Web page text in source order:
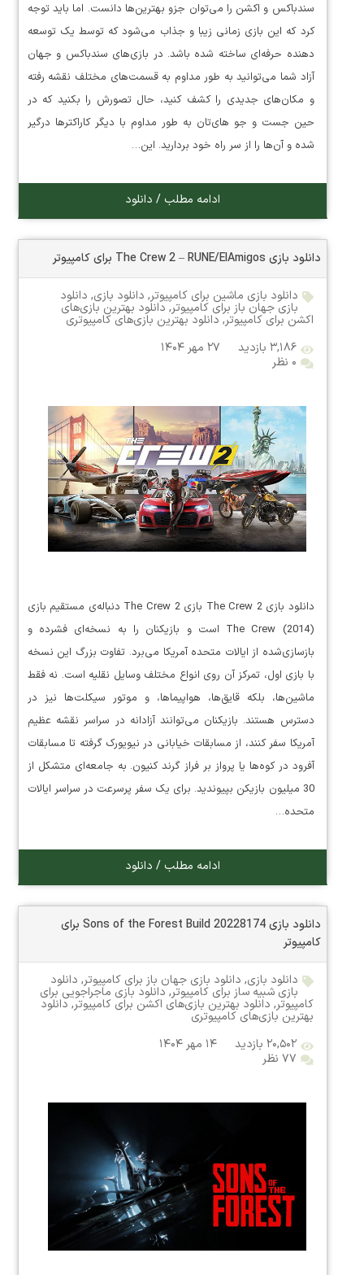
سندباکس و اکشن را می‌توان جزو بهترین‌ها دانست. اما باید توجه
کرد که این بازی زمانی زیبا و جذاب می‌شود که توسط یک توسعه
دهنده حرفه‌ای ساخته شده باشد. در بازی‌های سندباکس و جهان
آزاد شما می‌توانید به طور مداوم به قسمت‌های مختلف نقشه رفته
و مکان‌های جدیدی را کشف کنید، حال تصورش را بکنید که در
حین جست و جو های‌تان به طور مداوم با دیگر کاراکتر‌ها درگیر
شده و آن‌ها را از سر راه خود بردارید. این…
ادامه مطلب / دانلود
دانلود بازی The Crew 2 – RUNE/ElAmigos برای کامپیوتر
دانلود بازی ماشین برای کامپیوتر, دانلود بازی, دانلود
بازی جهان باز برای کامپیوتر, دانلود بهترین بازی‌های
اکشن برای کامپیوتر, دانلود بهترین بازی‌های کامپیوتری
۳,۱۸۶ بازدید
۲۷ مهر ۱۴۰۴
۰ نظر
دانلود بازی The Crew 2 بازی The Crew 2 دنباله‌ی مستقیم بازی
The Crew (2014) است و بازیکنان را به نسخه‌ای فشرده و
بازسازی‌شده از ایالات متحده آمریکا می‌برد. تفاوت بزرگ این نسخه
با بازی اول، تمرکز آن روی انواع مختلف وسایل نقلیه است. نه فقط
ماشین‌ها، بلکه قایق‌ها، هواپیماها، و موتور سیکلت‌ها نیز در
دسترس هستند. بازیکنان می‌توانند آزادانه در سراسر نقشه عظیم
آمریکا سفر کنند، از مسابقات خیابانی در نیویورک گرفته تا مسابقات
آفرود در کوه‌ها یا پرواز بر فراز گرند کنیون. به جامعه‌ای متشکل از
30 میلیون بازیکن بپیوندید. برای یک سفر پرسرعت در سراسر ایالات
متحده…
ادامه مطلب / دانلود
دانلود بازی Sons of the Forest Build 20228174 برای
کامپیوتر
دانلود بازی, دانلود بازی جهان باز برای کامپیوتر, دانلود
بازی شبیه ساز برای کامپیوتر,دانلود بازی ماجراجویی برای
کامپیوتر, دانلود بهترین بازی‌های اکشن برای کامپیوتر,دانلود
بهترین بازی‌های کامپیوتری
۲۰,۵۰۲ بازدید
۱۴ مهر ۱۴۰۴
۷۷ نظر